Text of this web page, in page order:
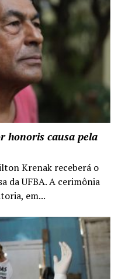
honoris causa pela
Krenak receberá o
da UFBA. A cerimônia
em...